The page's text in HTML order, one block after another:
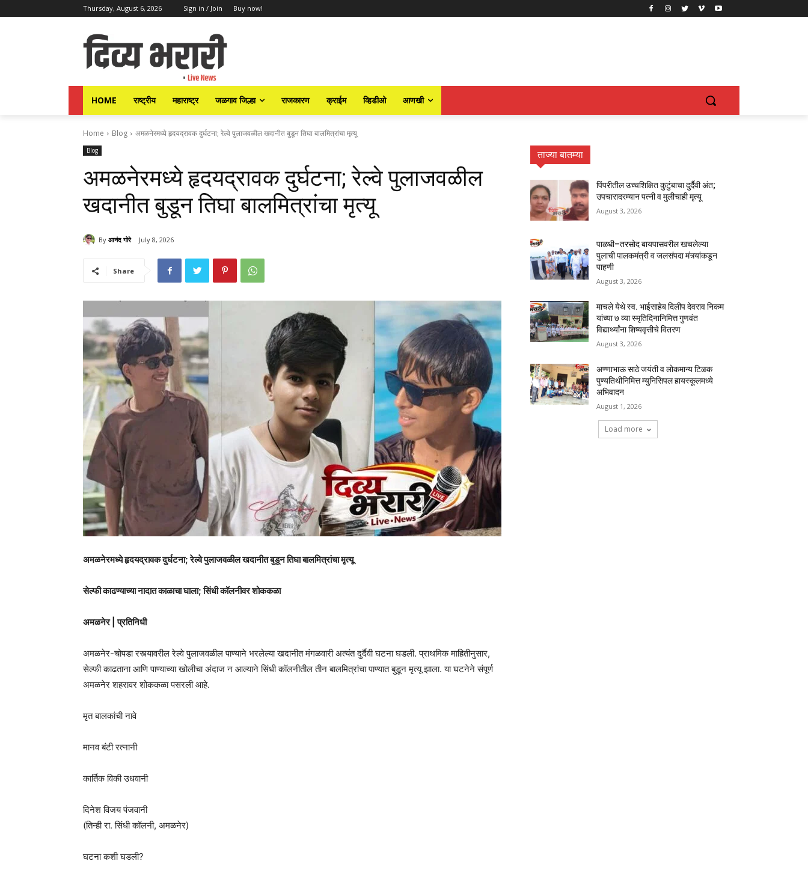
Thursday, August 6, 2026 Sign in / Join Buy now!
HOME राष्ट्रीय महाराष्ट्र जळगाव जिल्हा राजकारण क्राईम व्हिडीओ आणखी
Home Blog अमळनेरमध्ये हृदयद्रावक दुर्घटना; रेल्वे पुलाजवळील खदानीत बुडून तिघा बालमित्रांचा मृत्यू
Blog
अमळनेरमध्ये हृदयद्रावक दुर्घटना; रेल्वे पुलाजवळील
खदानीत बुडून तिघा बालमित्रांचा मृत्यू
By आनंद गोरे July 8, 2026
Share
अमळनेरमध्ये हृदयद्रावक दुर्घटना; रेल्वे पुलाजवळील खदानीत बुडून तिघा बालमित्रांचा मृत्यू
सेल्फी काढण्याच्या नादात काळाचा घाला; सिंधी कॉलनीवर शोककळा
अमळनेर | प्रतिनिधी
अमळनेर-चोपडा रस्त्यावरील रेल्वे पुलाजवळील पाण्याने भरलेल्या खदानीत मंगळवारी अत्यंत दुर्दैवी घटना घडली. प्राथमिक माहितीनुसार,
सेल्फी काढताना आणि पाण्याच्या खोलीचा अंदाज न आल्याने सिंधी कॉलनीतील तीन बालमित्रांचा पाण्यात बुडून मृत्यू झाला. या घटनेने संपूर्ण
अमळनेर शहरावर शोककळा पसरली आहे.
मृत बालकांची नावे
मानव बंटी रत्नानी
कार्तिक विकी उधवानी
दिनेश विजय पंजवानी
(तिन्ही रा. सिंधी कॉलनी, अमळनेर)
घटना कशी घडली?
ताज्या बातम्या
पिंपरीतील उच्चशिक्षित कुटुंबाचा दुर्दैवी अंत;
उपचारादरम्यान पत्नी व मुलीचाही मृत्यू
August 3, 2026
पाळधी–तरसोद बायपासवरील खचलेल्या
पुलाची पालकमंत्री व जलसंपदा मंत्र्यांकडून
पाहणी
August 3, 2026
माचले येथे स्व. भाईसाहेब दिलीप देवराव निकम
यांच्या ७ व्या स्मृतिदिनानिमित्त गुणवंत
विद्यार्थ्यांना शिष्यवृत्तीचे वितरण
August 3, 2026
अण्णाभाऊ साठे जयंती व लोकमान्य टिळक
पुण्यतिथीनिमित्त म्युनिसिपल हायस्कूलमध्ये
अभिवादन
August 1, 2026
Load more